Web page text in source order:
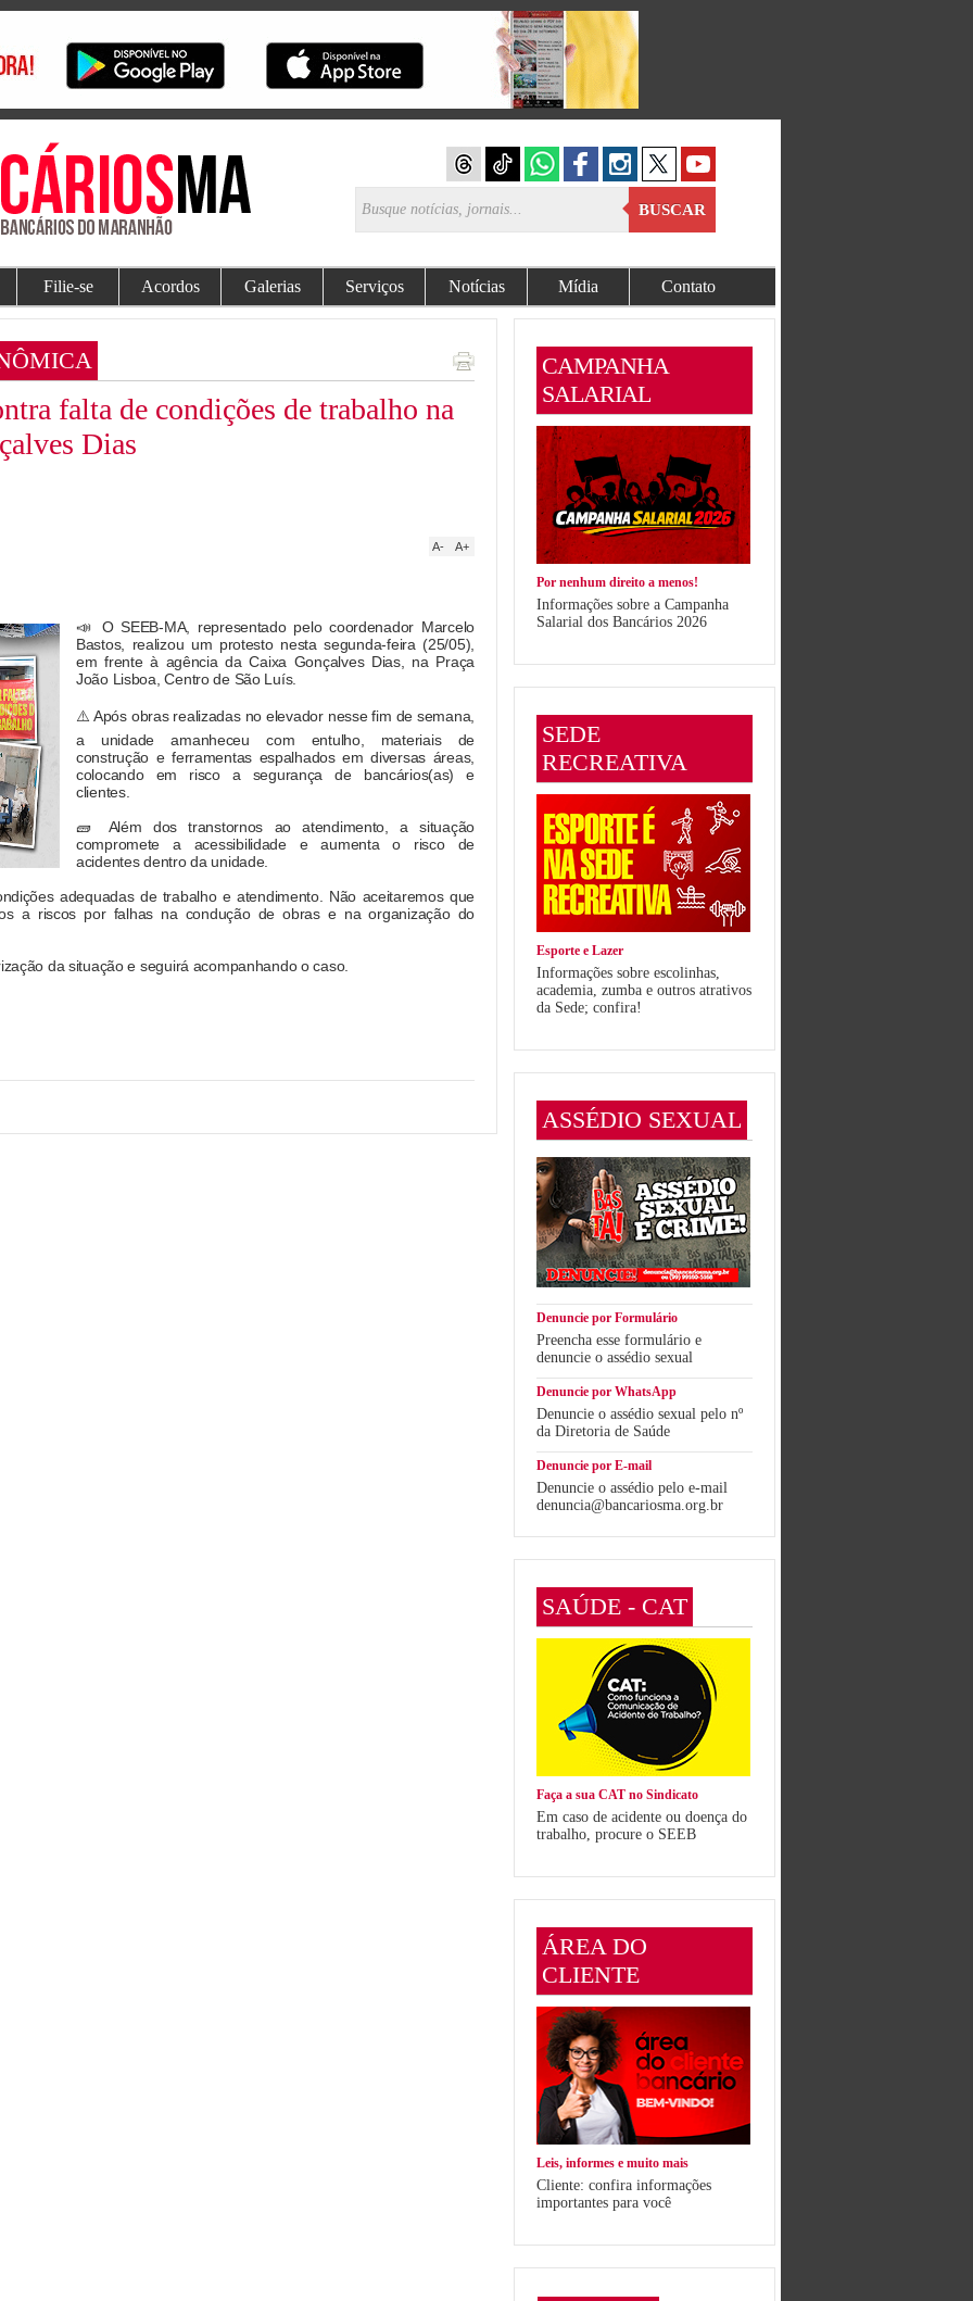
BUSCAR
Filie-se Acordos Galerias Serviços Notícias Mídia Contato
falta de condições de trabalho na
Dias
A+
A-
📣 O SEEB-MA, representado pelo coordenador Marcelo
Bastos, realizou um protesto nesta segunda-feira (25/05),
em frente à agência da Caixa Gonçalves Dias, na Praça
João Lisboa, Centro de São Luís.
⚠️ Após obras realizadas no elevador nesse fim de semana,
a unidade amanheceu com entulho, materiais de
construção e ferramentas espalhados em diversas áreas,
colocando em risco a segurança de bancários(as) e
clientes.
🧱 Além dos transtornos ao atendimento, a situação
compromete a acessibilidade e aumenta o risco de
acidentes dentro da unidade.
adequadas de trabalho e atendimento. Não aceitaremos que
a riscos por falhas na condução de obras e na organização do
da situação e seguirá acompanhando o caso.
CAMPANHA
SALARIAL
Por nenhum direito a menos!
Informações sobre a Campanha
Salarial dos Bancários 2026
SEDE
RECREATIVA
Esporte e Lazer
Informações sobre escolinhas,
academia, zumba e outros atrativos
da Sede; confira!
ASSÉDIO SEXUAL
Denuncie por Formulário
Preencha esse formulário e
denuncie o assédio sexual
Denuncie por WhatsApp
Denuncie o assédio sexual pelo nº
da Diretoria de Saúde
Denuncie por E-mail
Denuncie o assédio pelo e-mail
denuncia@bancariosma.org.br
SAÚDE - CAT
Faça a sua CAT no Sindicato
Em caso de acidente ou doença do
trabalho, procure o SEEB
ÁREA DO
CLIENTE
Leis, informes e muito mais
Cliente: confira informações
importantes para você